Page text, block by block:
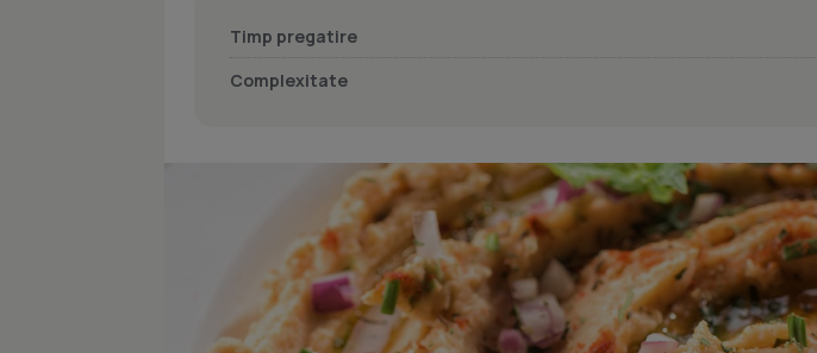
Timp pregatire
Complexitate